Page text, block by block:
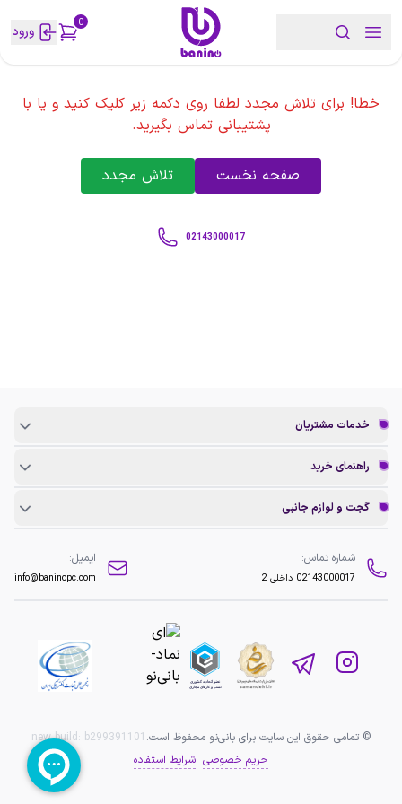
0 ورود
خطا! برای تلاش مجدد لطفا روی دکمه زیر کلیک کنید و یا با
پشتیبانی تماس بگیرید.
صفحه نخست تلاش مجدد
02143000017
خدمات مشتریان
راهنمای خرید
گجت و لوازم جانبی
شماره تماس:
02143000017 داخلی 2
ایمیل:
info@baninopc.com
© تمامی حقوق این سایت برای بانی‌نو محفوظ است. new build: b299391101
حریم خصوصی شرایط استفاده